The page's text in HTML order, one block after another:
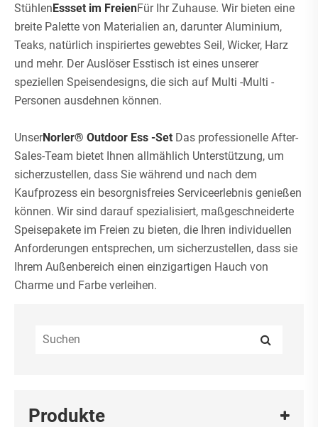
StühlenEssset im FreienFür Ihr Zuhause. Wir bieten eine
breite Palette von Materialien an, darunter Aluminium,
Teaks, natürlich inspiriertes gewebtes Seil, Wicker, Harz
und mehr. Der Auslöser Esstisch ist eines unserer
speziellen Speisendesigns, die sich auf Multi -Multi -
Personen ausdehnen können.
UnserNorler® Outdoor Ess -Set Das professionelle After-
Sales-Team bietet Ihnen allmählich Unterstützung, um
sicherzustellen, dass Sie während und nach dem
Kaufprozess ein besorgnisfreies Serviceerlebnis genießen
können. Wir sind darauf spezialisiert, maßgeschneiderte
Speisepakete im Freien zu bieten, die Ihren individuellen
Anforderungen entsprechen, um sicherzustellen, dass sie
Ihrem Außenbereich einen einzigartigen Hauch von
Charme und Farbe verleihen.
Produkte